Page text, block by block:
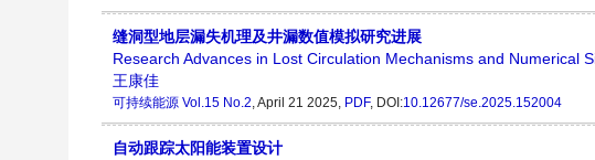
缝洞型地层漏失机理及井漏数值模拟研究进展
Research Advances in Lost Circulation Mechanisms and Numerical
王康佳
可持续能源 Vol.15 No.2, April 21 2025, PDF, DOI:10.12677/se.2025.152004
自动跟踪太阳能装置设计